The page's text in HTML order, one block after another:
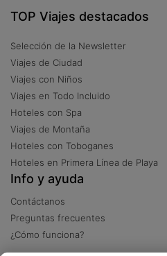
TOP Viajes destacados
Selección de la Newsletter
Viajes de Ciudad
Viajes con Niños
Viajes en Todo Incluido
Hoteles con Spa
Viajes de Montaña
Hoteles con Toboganes
Hoteles en Primera Línea de Playa
Info y ayuda
Contáctanos
Preguntas frecuentes
¿Cómo funciona?